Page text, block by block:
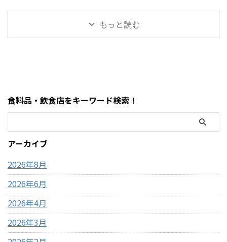
ださい。
https://hubmedia.co.jp/costc
営業時間変更や混雑状況には
いつも気を遣います。特に
コのMOFUSANDモフサンド大
きなぬいぐるみ3種類を徹底解
大きなぬいぐるみ。この記事
では、コストコで販売されて
種類、価格、魅力、どんな人
におすすめなのかを、表やリ
く整理しました。購入前 ...
舗で、ATMの設置状況や使い方
も一般のスーパーとは少し違
結論・コストコ店舗内にATMが
ある場合もあるが「必ずある
わけではない」・基本はキャ
ッシュレス（クレジットカー
もっと読む
食料品・飲食店をキーワード検索！
アーカイブ
2026年8月
2026年6月
2026年4月
2026年3月